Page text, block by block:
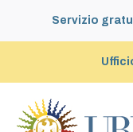
Servizio